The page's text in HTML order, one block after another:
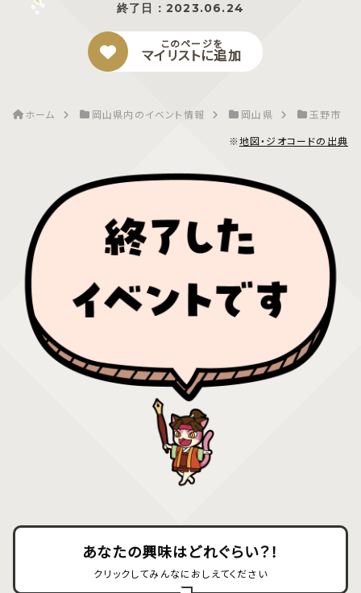
終了日： 2023.06.24
このページを
マイリストに追加
ホーム 岡山県内のイベント情報 岡山県
玉野市
※地図・ジオコードの出典
あなたの興味はどれぐらい？！
クリックしてみんなにおしえてください